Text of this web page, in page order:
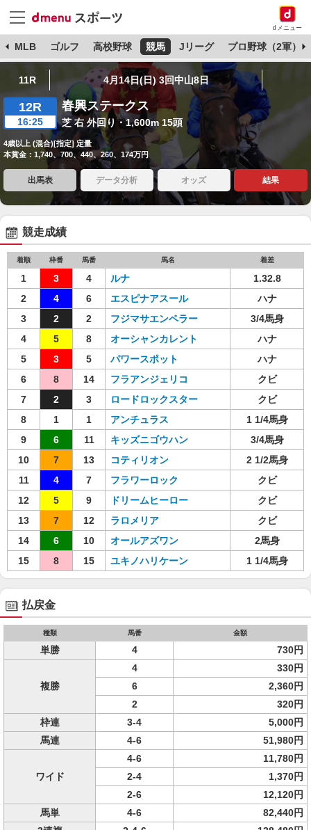
dメニュー
MLB ゴルフ 高校野球 競馬 Jリーグ プロ野球（2軍）
11R 4月14日(日) 3回中山8日
12R
16:25
春興ステークス
芝 右 外回り・1,600m 15頭
4歳以上 (混合)[指定] 定量
本賞金：1,740、700、440、260、174万円
出馬表 データ分析 オッズ 結果
競走成績
着順 枠番 馬番 馬名 着差
1 3 4 ルナ
1.32.8
2
4 6 エスピナアスール
ハナ
3
2 2 フジマサエンペラー
3/4馬身
4
5 8 オーシャンカレント
ハナ
5
3 5 パワースポット
ハナ
6
8 14 フラアンジェリコ
クビ
7
2 3 ロードロックスター
クビ
8
1 1 アンチュラス
1 1/4馬身
9
6 11 キッズニゴウハン
3/4馬身
10
7 13 コティリオン
2 1/2馬身
11
4 7 フラワーロック
クビ
12
5 9 ドリームヒーロー
クビ
13
7 12 ラロメリア
クビ
14
6 10 オールアズワン
2馬身
15
8 15 ユキノハリケーン 1 1/4馬身
払戻金
種類 馬番 金額
単勝 4 730円
複勝
4
330円
6
2,360円
2
320円
枠連
3-4
5,000円
馬連
4-6 51,980円
ワイド
4-6
11,780円
2-4
1,370円
2-6
12,120円
馬単
4-6
82,440円